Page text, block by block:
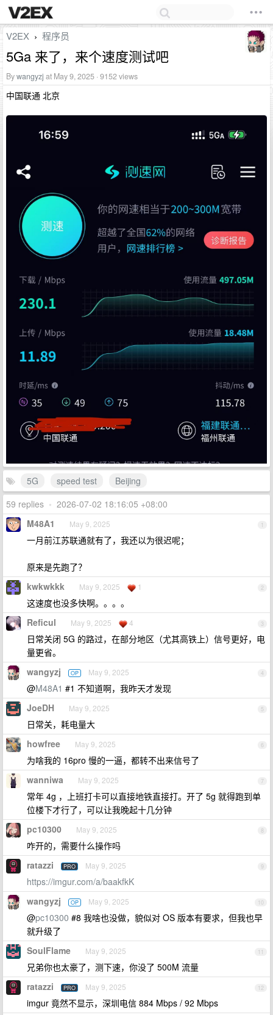
V2EX › 程序员
5Ga 来了，来个速度测试吧
Bywangyzj at May 9, 2025 · 9152 views
中国联通 北京
5G speed test
Beijing
59 replies • 2026-07-02 18:16:05 +08:00
1
M48A1 May 9, 2025
一月前江苏联通就有了，我还以为很迟呢；
原来是先跑了？
2
kwkwkkk May 9, 2025 1
这速度也没多快啊。。。。
3
Reficul May 9, 2025 4
日常关闭 5G 的路过，在部分地区（尤其高铁上）信号更好，电
量更省。
4
wangyzj OP May 9, 2025
@M48A1 #1 不知道啊，我昨天才发现
5
JoeDH May 9, 2025
日常关，耗电量大
6
howfree May 9, 2025
为啥我的 16pro 慢的一逼，都转不出来信号了
7
wanniwa May 9, 2025
常年 4g ，上班打卡可以直接地铁直接打。开了 5g 就得跑到单
位楼下才行了，可以让我晚起十几分钟
8
pc10300 May 9, 2025
咋开的，需要什么操作吗
9
ratazzi PRO May 9, 2025
https://imgur.com/a/baakfkK
10
wangyzj OP May 9, 2025
@pc10300 #8 我啥也没做，貌似对 OS 版本有要求，但我也早
就升级了
11
SoulFlame May 9, 2025
兄弟你也太豪了，测下速，你没了 500M 流量
12
ratazzi PRO May 9, 2025
imgur 竟然不显示，深圳电信 884 Mbps / 92 Mbps